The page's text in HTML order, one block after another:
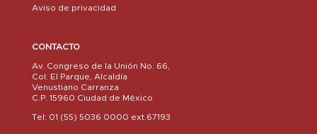
Aviso de privacidad
CONTACTO
Av. Congreso de la Unión No. 66,
Col. El Parque, Alcaldía
Venustiano Carranza
C.P. 15960 Ciudad de México
Tel: 01 (55) 5036 0000 ext.67193